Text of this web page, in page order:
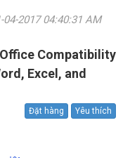
04-2017 04:40:31 AM
Compatibility
Excel, and
Đặt hàng Yêu thích